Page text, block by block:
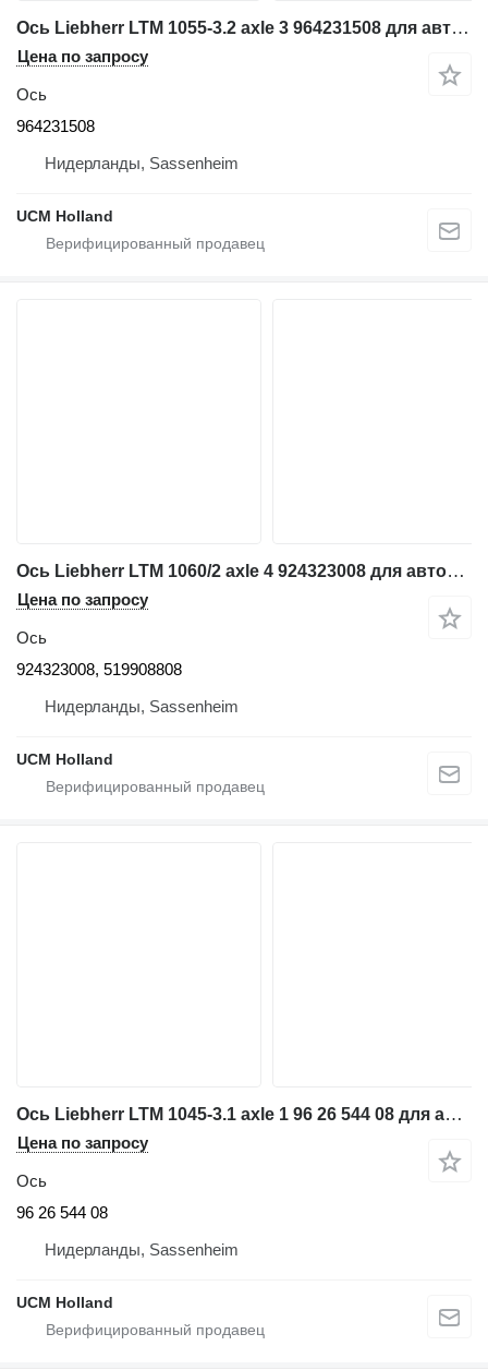
Ось Liebherr LTM 1055-3.2 axle 3 964231508 для автокрана
Цена по запросу
Ось
964231508
Нидерланды, Sassenheim
UCM Holland
Ось Liebherr LTM 1060/2 axle 4 924323008 для автокрана
Цена по запросу
Ось
924323008, 519908808
Нидерланды, Sassenheim
UCM Holland
Ось Liebherr LTM 1045-3.1 axle 1 96 26 544 08 для автокрана
Цена по запросу
Ось
96 26 544 08
Нидерланды, Sassenheim
UCM Holland